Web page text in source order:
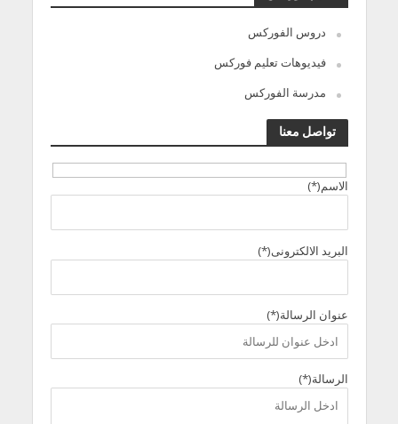
دروس الفوركس
فيديوهات تعليم فوركس
مدرسة الفوركس
تواصل معنا
الاسم(*)
البريد الالكترونى(*)
عنوان الرسالة(*)
الرسالة(*)